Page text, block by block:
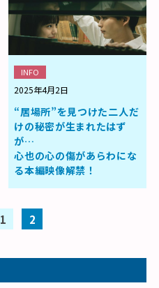
2025年4月2日
INFO
“居場所”を見つけた二人だ
けの秘密が生まれたはず
が…
心也の心の傷があらわにな
る本編映像解禁！
1 2